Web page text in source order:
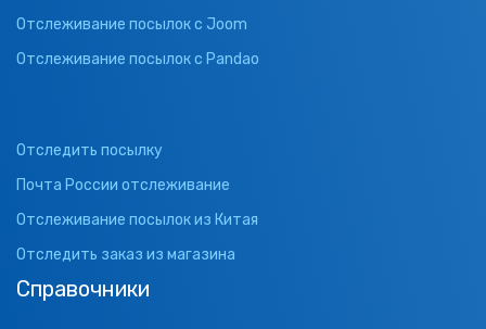
Отслеживание посылок с Joom
Отслеживание посылок с Pandao
Отследить посылку
Почта России отслеживание
Отслеживание посылок из Китая
Отследить заказ из магазина
Справочники